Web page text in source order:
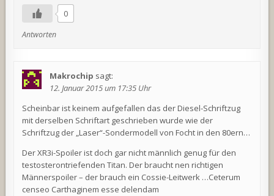
0
Antworten
Makrochip sagt:
12. Januar 2015 um 17:35 Uhr
Scheinbar ist keinem aufgefallen das der Diesel-Schriftzug
mit derselben Schriftart geschrieben wurde wie der
Schriftzug der „Laser“-Sondermodell von Focht in den 80ern…
Der XR3i-Spoiler ist doch gar nicht männlich genug für den
testosterontriefenden Titan. Der braucht nen richtigen
Männerspoiler – der brauch ein Cossie-Leitwerk …Ceterum
censeo Carthaginem esse delendam